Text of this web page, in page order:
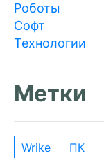
Роботы
Софт
Технологии
Метки
wrike ПК